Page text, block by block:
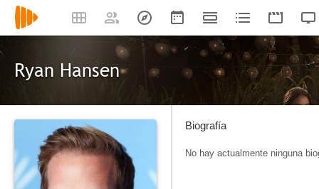
Ryan Hansen
Biografía
No hay actualmente ninguna